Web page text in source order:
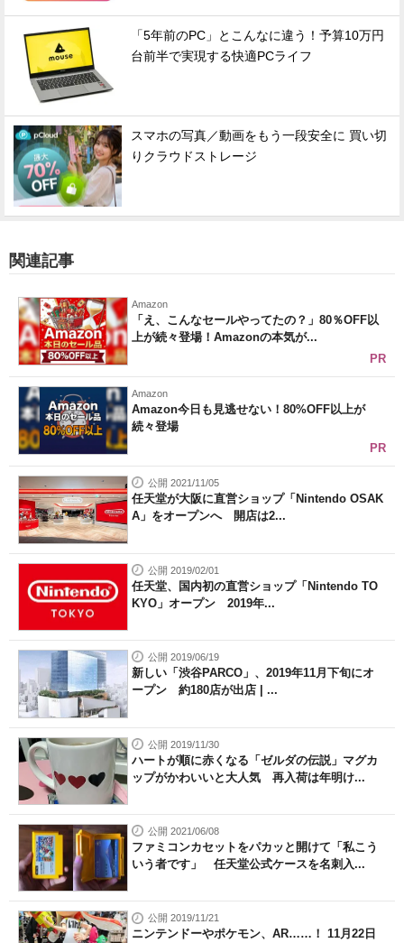
「5年前のPC」とこんなに違う！予算10万円
台前半で実現する快適PCライフ
スマホの写真／動画をもう一段安全に 買い切
りクラウドストレージ
関連記事
Amazon
「え、こんなセールやってたの？」80％OFF以
上が続々登場！Amazonの本気が...
PR
Amazon
Amazon今日も見逃せない！80%OFF以上が
続々登場
PR
公開 2021/11/05
任天堂が大阪に直営ショップ「Nintendo OSAK
A」をオープンへ 開店は2...
公開 2019/02/01
任天堂、国内初の直営ショップ「Nintendo TO
KYO」オープン 2019年...
公開 2019/06/19
新しい「渋谷PARCO」、2019年11月下旬にオ
ープン 約180店が出店 | ...
公開 2019/11/30
ハートが順に赤くなる「ゼルダの伝説」マグカ
ップがかわいいと大人気 再入荷は年明け...
公開 2021/06/08
ファミコンカセットをパカッと開けて「私こう
いう者です」 任天堂公式ケースを名刺入...
公開 2019/11/21
ニンテンドーやポケモン、AR……！ 11月22日